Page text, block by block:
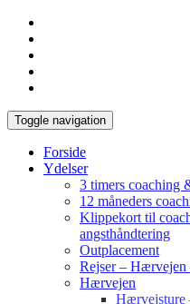
Toggle navigation
Forside
Ydelser
3 timers coaching
12 måneders
Klippekort til
angsthåndtering
Outplacement
Rejser – Hærvejen
Hærvejen
Hærvejsture